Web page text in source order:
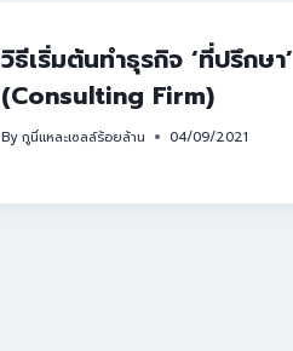
วิธีเริ่มต้นทำธุรกิจ ‘ที่ปรึกษา’
(Consulting Firm)
Byกูนี่แหละเซลล์ร้อยล้าน 04/09/2021